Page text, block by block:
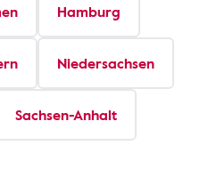
Hamburg
Niedersachsen
Sachsen-Anhalt